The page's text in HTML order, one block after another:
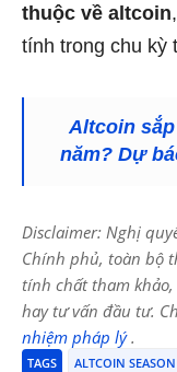
thuộc về altcoin
tính trong chu kỳ
Altcoin
năm? Dự
Disclaimer: Nghị
Chính phủ, toàn bộ
tính chất tham
hay tư vấn đầu tư.
nhiệm pháp lý.
TAGS ALTCOIN SEASON